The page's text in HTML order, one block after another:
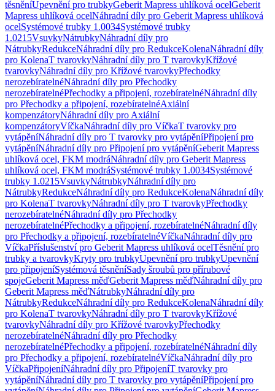
těsněníUpevnění pro trubkyGeberit Mapress uhlíková ocelGeberit
Mapress uhlíková ocelNáhradní díly pro Geberit Mapress uhlíková
ocelSystémové trubky 1.0034Systémové trubky
1.0215VsuvkyNátrubkyNáhradní díly pro
NátrubkyRedukceNáhradní díly pro RedukceKolenaNáhradní díly
pro KolenaT tvarovkyNáhradní díly pro T tvarovkyKřížové
tvarovkyNáhradní díly pro Křížové tvarovkyPřechodky
nerozebíratelnéNáhradní díly pro Přechodky
nerozebíratelnéPřechodky a připojení, rozebíratelnéNáhradní díly
pro Přechodky a připojení, rozebíratelnéAxiální
kompenzátoryNáhradní díly pro Axiální
kompenzátoryVíčkaNáhradní díly pro VíčkaT tvarovky pro
vytápěníNáhradní díly pro T tvarovky pro vytápěníPřipojení pro
vytápěníNáhradní díly pro Připojení pro vytápěníGeberit Mapress
uhlíková ocel, FKM modráNáhradní díly pro Geberit Mapress
uhlíková ocel, FKM modráSystémové trubky 1.0034Systémové
trubky 1.0215VsuvkyNátrubkyNáhradní díly pro
NátrubkyRedukceNáhradní díly pro RedukceKolenaNáhradní díly
pro KolenaT tvarovkyNáhradní díly pro T tvarovkyPřechodky
nerozebíratelnéNáhradní díly pro Přechodky
nerozebíratelnéPřechodky a připojení, rozebíratelnéNáhradní díly
pro Přechodky a připojení, rozebíratelnéVíčkaNáhradní díly pro
VíčkaPříslušenství pro Geberit Mapress uhlíková ocelTěsnění pro
trubky a tvarovkyKryty pro trubkyUpevnění pro trubkyUpevnění
pro připojeníSystémová těsněníSady šroubů pro přírubové
spojeGeberit Mapress měďGeberit Mapress měďNáhradní díly pro
Geberit Mapress měďNátrubkyNáhradní díly pro
NátrubkyRedukceNáhradní díly pro RedukceKolenaNáhradní díly
pro KolenaT tvarovkyNáhradní díly pro T tvarovkyKřížové
tvarovkyNáhradní díly pro Křížové tvarovkyPřechodky
nerozebíratelnéNáhradní díly pro Přechodky
nerozebíratelnéPřechodky a připojení, rozebíratelnéNáhradní díly
pro Přechodky a připojení, rozebíratelnéVíčkaNáhradní díly pro
VíčkaPřipojeníNáhradní díly pro PřipojeníT tvarovky pro
vytápěníNáhradní díly pro T tvarovky pro vytápěníPřipojení pro